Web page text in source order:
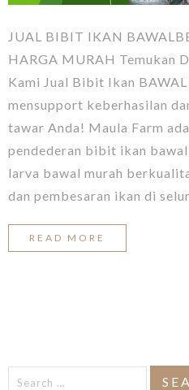
JUAL BIBIT IKAN
HARGA MURAH Temukan
Kami Jual Bibit Ikan
mensupport keberhasilan
tawar Anda! Maula Farm
pendederan bibit ikan
larva bawal murah
dan pembesaran ikan di
READ MORE
Search